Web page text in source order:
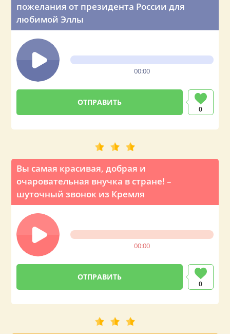
пожелания от президента России для
любимой Эллы
00:00
0
Вы самая красивая, добрая и
очаровательная внучка в стране! –
шуточный звонок из Кремля
00:00
0